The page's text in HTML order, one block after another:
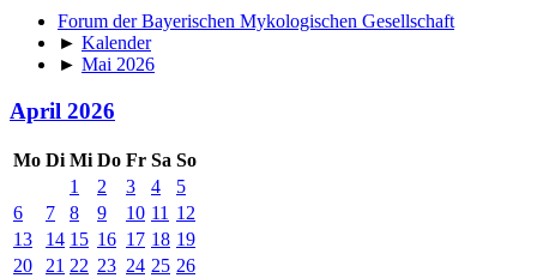
Forum der Bayerischen Mykologischen Gesellschaft
► Kalender
► Mai 2026
April 2026
Mo Di Mi Do Fr Sa So
1
2 3 4
5
6
7 8 9 10 11 12
13
14 15 16 17 18 19
20
21 22 23 24 25 26